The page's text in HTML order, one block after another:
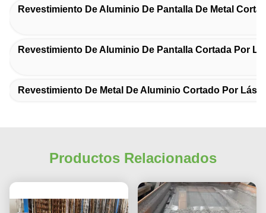
Revestimiento De Aluminio De Pantalla De Metal
Revestimiento De Aluminio De Pantalla Cortada Por
Revestimiento De Metal De Aluminio Cortado Por Láser
Productos Relacionados